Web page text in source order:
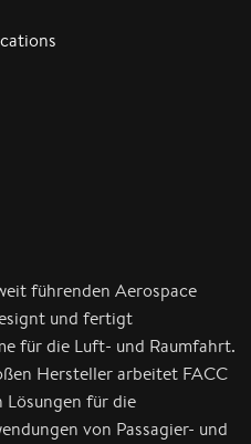
führenden Aerospace
und fertigt
für die Luft- und Raumfahrt.
Hersteller arbeitet FACC
Lösungen für die
von Passagier- und